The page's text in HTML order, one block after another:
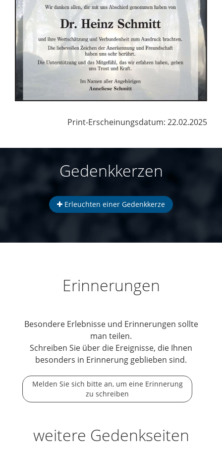
Print-Erscheinungsdatum: 22.02.2025
Gedenkkerzen
Erleuchten einer Gedenkkerze
Erinnerungen
Besondere Erlebnisse und Erinnerungen sollte
man teilen.
Schreiben Sie über die Ereignisse, die Ihnen
besonders in Erinnerung geblieben sind.
Melden Sie sich bitte an, um eine Erinnerung
zu schreiben
weitere Gedenkseiten